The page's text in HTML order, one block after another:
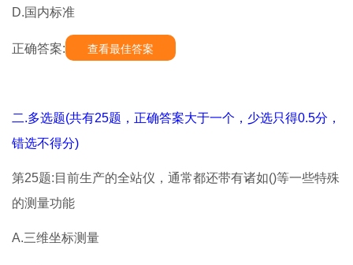
D.国内标准
正确答案: 查看最佳答案
二.多选题(共有25题，正确答案大于一个，少选只得0.5分，
错选不得分)
第25题:目前生产的全站仪，通常都还带有诸如()等一些特殊
的测量功能
A.三维坐标测量